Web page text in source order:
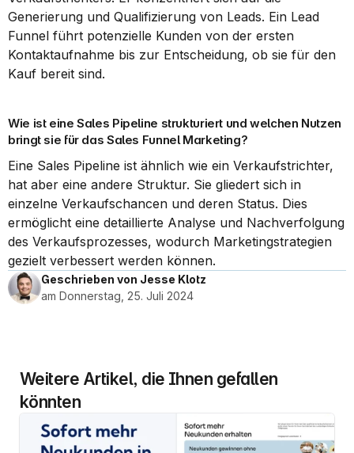
Generierung und Qualifizierung von Leads. Ein Lead
Funnel führt potenzielle Kunden von der ersten
Kontaktaufnahme bis zur Entscheidung, ob sie für den
Kauf bereit sind.
Wie ist eine Sales Pipeline strukturiert und welchen Nutzen
bringt sie für das Sales Funnel Marketing?
Eine Sales Pipeline ist ähnlich wie ein Verkaufstrichter,
hat aber eine andere Struktur. Sie gliedert sich in
einzelne Verkaufschancen und deren Status. Dies
ermöglicht eine detaillierte Analyse und Nachverfolgung
des Verkaufsprozesses, wodurch Marketingstrategien
gezielt verbessert werden können.
Geschrieben von Jesse Klotz
am Donnerstag, 25. Juli 2024
Weitere Artikel, die Ihnen gefallen
könnten